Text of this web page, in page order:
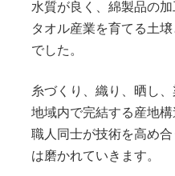
水質が良く、綿製品の
タオル産業を育てる土
でした。
糸づくり、織り、晒し
地域内で完結する産地構
職人同士が技術を高め
は磨かれていきます。